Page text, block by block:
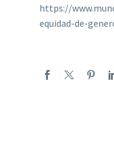
https://
equidad-de-